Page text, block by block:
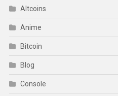
Altcoins
Anime
Bitcoin
Blog
Console